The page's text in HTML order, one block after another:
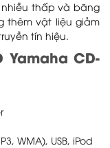
thấp và băng
thêm vật liệu giảm
tín hiệu.
Yamaha CD-
WMA), USB, iPod